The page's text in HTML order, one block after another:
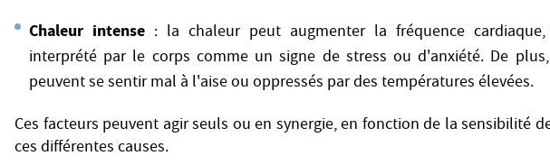
Chaleur intense : la chaleur peut augmenter la fréquence
interprété par le corps comme un signe de stress ou d'anxiété. De
peuvent se sentir mal à l'aise ou oppressés par des températures élevées.
Ces facteurs peuvent agir seuls ou en synergie, en fonction de la sensibilité
ces différentes causes.